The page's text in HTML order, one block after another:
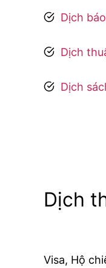
Dịch
Dịch
Dịch
Dịch
Visa, Hộ